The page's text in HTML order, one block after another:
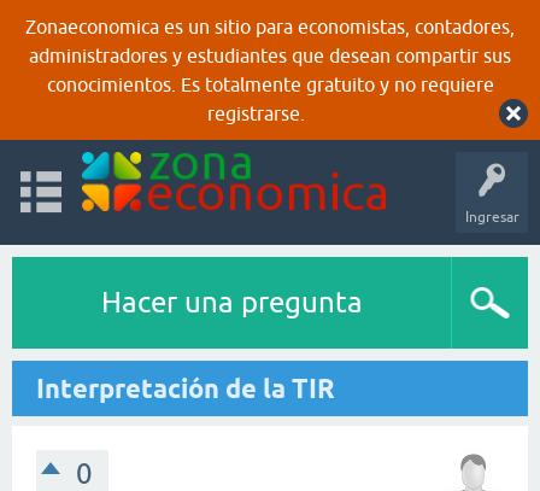
Zonaeconomica es un sitio para economistas, contadores,
administradores y estudiantes que desean compartir sus
conocimientos. Es totalmente gratuito y no requiere
registrarse.
Ingresar
Hacer una pregunta
Interpretación de la TIR
0